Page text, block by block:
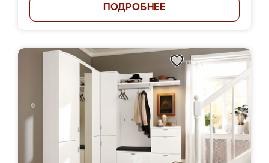
ПОДРОБНЕЕ